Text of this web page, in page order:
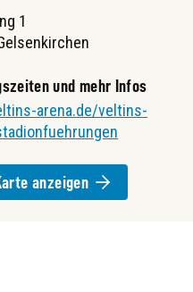
1
und mehr Infos
arena.de/veltins-
anzeigen